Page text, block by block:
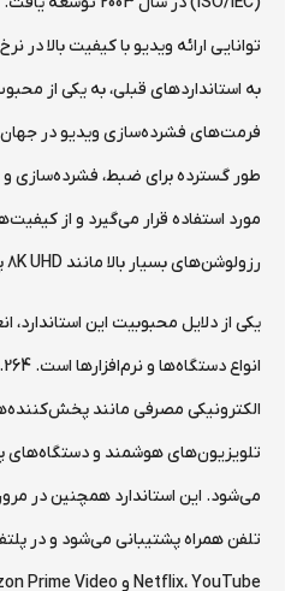
توانایی ارائه ویدیو با کیفیت بالا در
به استانداردهای قبلی، به یکی از
طور گسترده برای ضبط، فشرده‌سازی
مورد استفاده قرار می‌گیرد و از
رزولوشن‌های بسیار بالا مانند 8K UHD پشتیبانی می‌کند.
یکی از دلایل محبوبیت این استاندارد،
تلویزیون‌های هوشمند و دستگاه‌های
می‌شود. این استاندارد همچنین در
تلفن همراه پشتیبانی می‌شود و در